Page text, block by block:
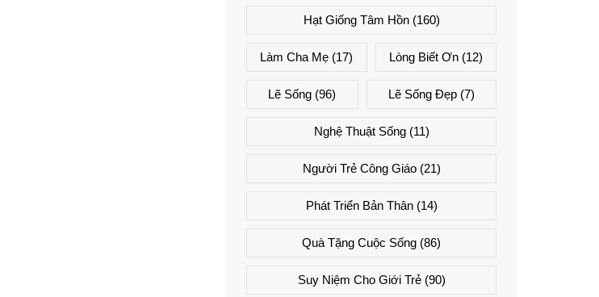
Hạt Giống Tâm Hồn(160)
Làm Cha Mẹ (17) Lòng Biết Ơn(12)
Lẽ Sống (96) Lẽ Sống Đẹp(7)
Nghệ Thuật Sống(11)
Người Trẻ Công Giáo(21)
Phát Triển Bản Thân(14)
Quà Tặng Cuộc Sống (86)
Suy Niệm Cho Giới Trẻ(90)